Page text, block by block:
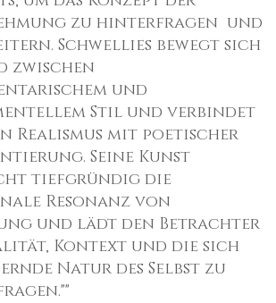
zu hinterfragen und
Schwellies bewegt sich
zwischen
und
Stil und verbindet
Realismus mit poetischer
Seine Kunst
tiefgründig die
Resonanz von
und lädt den Betrachter
Kontext und die sich
Natur des Selbst zu